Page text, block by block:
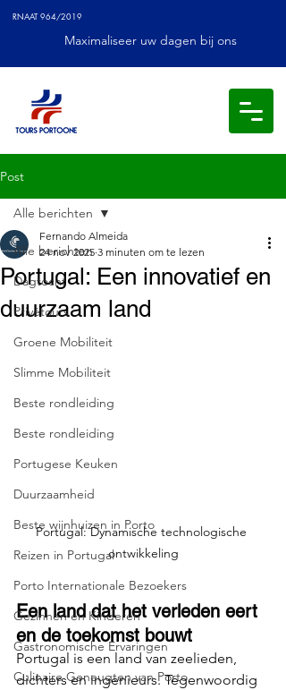
RNAAT 964/2019
Maximaliseer uw dagen bij ons
Post
Alle berichten
Dagtocht
Privétours
Groene Mobiliteit
Slimme Mobiliteit
Beste rondleiding
Beste rondleiding
Portugese Keuken
Duurzaamheid
Beste wijnhuizen in Porto
Reizen in Portugal
Porto Internationale Bezoekers
Gezinnen en Kinderen
Gastronomische Ervaringen
Culinaire Geneugten van Porto
Alle berichten
Portugal: Een innovatief en
duurzaam land
Fernando Almeida
24 nov 2025 3 minuten om te lezen
Portugal: Dynamische technologische
ontwikkeling
Een land dat het verleden eert
en de toekomst bouwt
Portugal is een land van zeelieden,
dichters en ingenieurs. Tegenwoordig